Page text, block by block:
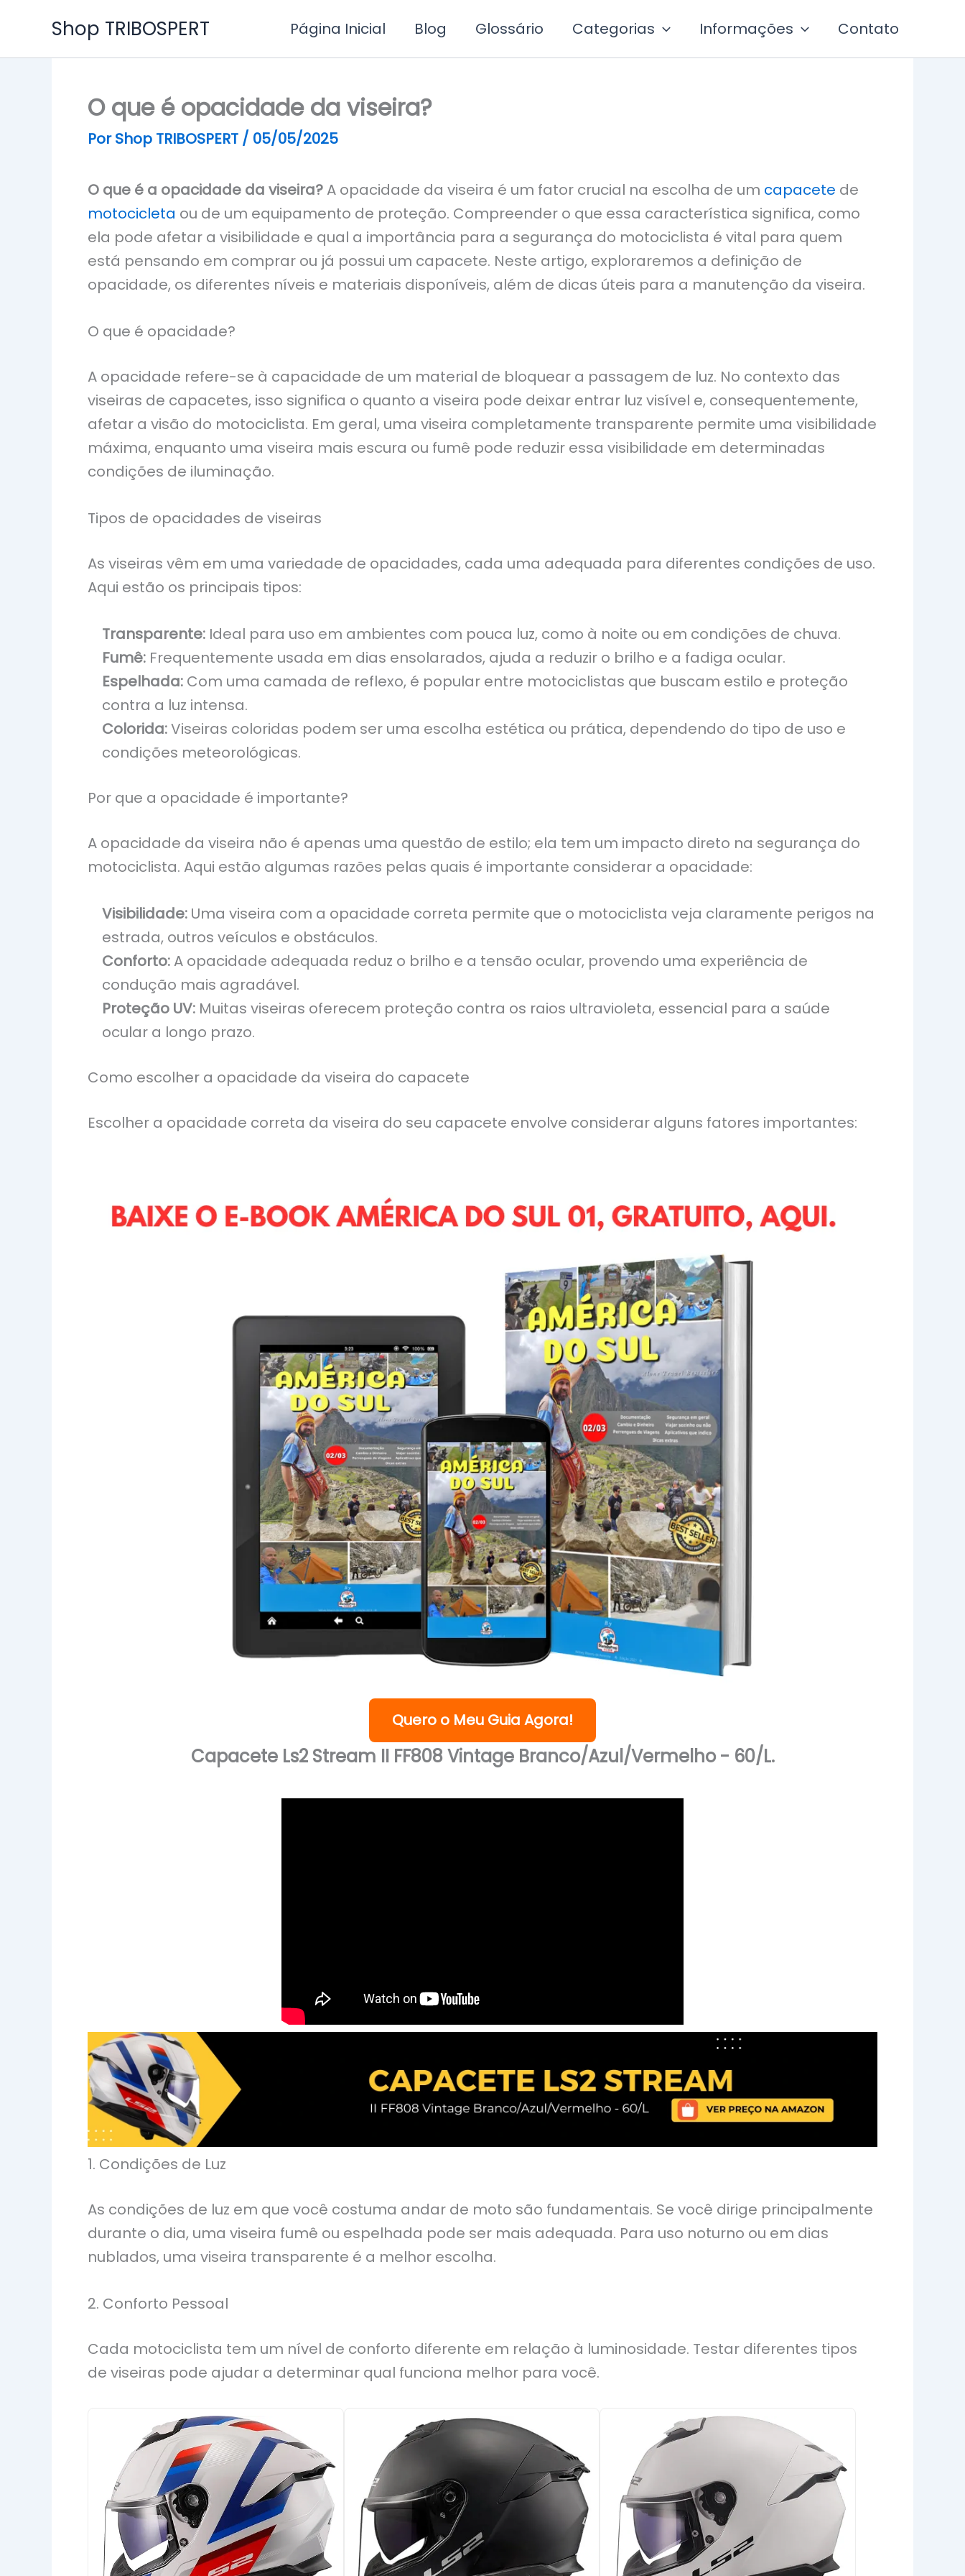
o
Shop TRIBOSPERT Página Inicial Blog Glossário Categorias Informações Contato
O que é opacidade da viseira?
PorShop TRIBOSPERT / 05/05/2025
O que é a opacidade da viseira? A opacidade da viseira é um fator crucial na escolha de um capacete de
motocicleta ou de um equipamento de proteção. Compreender o que essa característica significa, como
ela pode afetar a visibilidade e qual a importância para a segurança do motociclista é vital para quem
está pensando em comprar ou já possui um capacete. Neste artigo, exploraremos a definição de
opacidade, os diferentes níveis e materiais disponíveis, além de dicas úteis para a manutenção da viseira.
O que é opacidade?
A opacidade refere-se à capacidade de um material de bloquear a passagem de luz. No contexto das
viseiras de capacetes, isso significa o quanto a viseira pode deixar entrar luz visível e, consequentemente,
afetar a visão do motociclista. Em geral, uma viseira completamente transparente permite uma visibilidade
máxima, enquanto uma viseira mais escura ou fumê pode reduzir essa visibilidade em determinadas
condições de iluminação.
Tipos de opacidades de viseiras
As viseiras vêm em uma variedade de opacidades, cada uma adequada para diferentes condições de uso.
Aqui estão os principais tipos:
Transparente: Ideal para uso em ambientes com pouca luz, como à noite ou em condições de chuva.
Fumê: Frequentemente usada em dias ensolarados, ajuda a reduzir o brilho e a fadiga ocular.
Espelhada: Com uma camada de reflexo, é popular entre motociclistas que buscam estilo e proteção
contra a luz intensa.
Colorida:Viseiras coloridas podem ser uma escolha estética ou prática, dependendo do tipo de uso e
condições meteorológicas.
Por que a opacidade é importante?
A opacidade da viseira não é apenas uma questão de estilo; ela tem um impacto direto na segurança do
motociclista. Aqui estão algumas razões pelas quais é importante considerar a opacidade:
Visibilidade: Uma viseira com a opacidade correta permite que o motociclista veja claramente perigos na
estrada, outros veículos e obstáculos.
Conforto: A opacidade adequada reduz o brilho e a tensão ocular, provendo uma experiência de
condução mais agradável.
Proteção UV: Muitas viseiras oferecem proteção contra os raios ultravioleta, essencial para a saúde
ocular a longo prazo.
Como escolher a opacidade da viseira do capacete
Escolher a opacidade correta da viseira do seu capacete envolve considerar alguns fatores importantes:
Quero o Meu Guia Agora!
Capacete Ls2 Stream II FF808 Vintage Branco/Azul/Vermelho - 60/L.
1. Condições de Luz
As condições de luz em que você costuma andar de moto são fundamentais. Se você dirige principalmente
durante o dia, uma viseira fumê ou espelhada pode ser mais adequada. Para uso noturno ou em dias
nublados, uma viseira transparente é a melhor escolha.
2. Conforto Pessoal
Cada motociclista tem um nível de conforto diferente em relação à luminosidade. Testar diferentes tipos
de viseiras pode ajudar a determinar qual funciona melhor para você.